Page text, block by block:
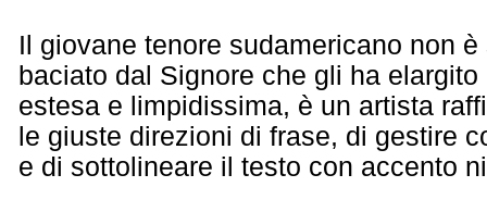
Il giovane tenore sudamericano non
baciato dal Signore che gli ha
estesa e limpidissima, è un artista
le giuste direzioni di frase, di gestire
e di sottolineare il testo con accento